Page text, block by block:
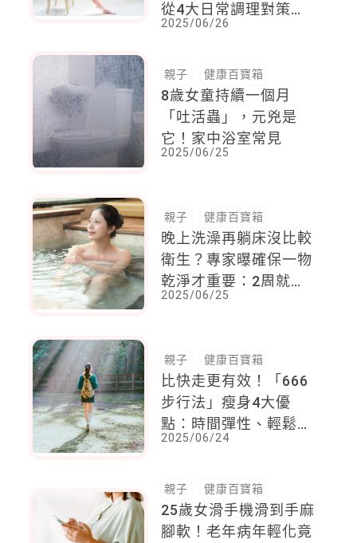
從4大日常調理對策做
起
2025/06/26
親子 健康百寶箱
8歲女童持續一個月
「吐活蟲」，元兇是
它！家中浴室常見
2025/06/25
親子 健康百寶箱
晚上洗澡再躺床沒比較
衛生？專家曝確保一物
乾淨才重要：2周就要
換
2025/06/25
親子 健康百寶箱
比快走更有效！「666
步行法」瘦身4大優
點：時間彈性、輕鬆養
成習慣，還能提升新陳
2025/06/24
親子 健康百寶箱
25歲女滑手機滑到手麻
腳軟！老年病年輕化竟